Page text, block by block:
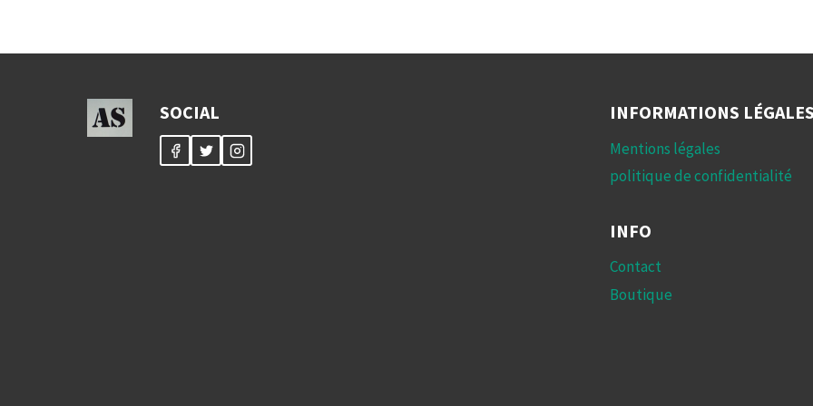
SOCIAL INFORMATIONS
Mentions légales
politique de confidentialité
INFO
Contact
Boutique